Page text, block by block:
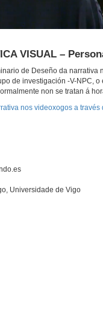
VISUAL –
de Deseño da
de investigación -V-NPC,
non se tratan á
nos videoxogos a través
Universidade de Vigo